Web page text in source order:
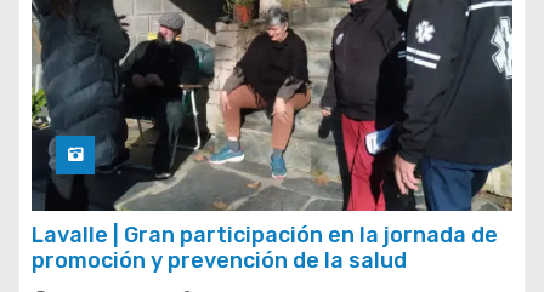
Lavalle | Gran participación en la jornada de
promoción y prevención de la salud